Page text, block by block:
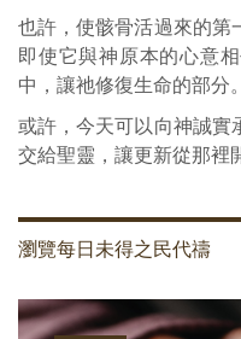
也許，使骸骨活過來的第
即使它與神原本的心意
中，讓祂修復生命的部分。
或許，今天可以向神誠實
交給聖靈，讓更新從那裡
瀏覽每日未得之民代禱